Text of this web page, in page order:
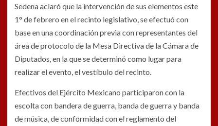
Sedena aclaró que la intervención de sus elementos este
1° de febrero en el recinto legislativo, se efectuó con
base en una coordinación previa con representantes del
área de protocolo de la Mesa Directiva de la Cámara de
Diputados, en la que se determinó como lugar para
realizar el evento, el vestíbulo del recinto.
Efectivos del Ejército Mexicano participaron con la
escolta con bandera de guerra, banda de guerra y banda
de música, de conformidad con el reglamento del